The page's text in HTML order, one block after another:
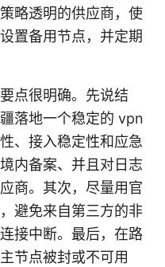
略透明的供应商，使
置备用节点，并定期
点很明确。先说结
落地一个稳定的 vpn
、接入稳定性和应急
内备案、并且对日志
商。其次，尽量用官
避免来自第三方的非
接中断。最后，在路
节点被封或不可用